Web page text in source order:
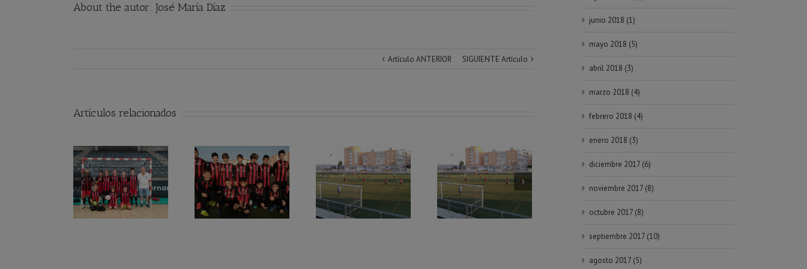
About the autor: José María Díaz
Artículo ANTERIOR SIGUIENTE Artículo
Artículos relacionados
Equipo Benjamín
Reanudación
competición de
Benjamines
Doble victoria
Victoria del Infantil y
Alevines
junio 2018 (1)
mayo 2018 (5)
abril 2018 (3)
marzo 2018 (4)
febrero 2018 (4)
enero 2018 (3)
diciembre 2017 (6)
noviembre 2017 (8)
octubre 2017 (8)
septiembre 2017 (10)
agosto 2017 (5)